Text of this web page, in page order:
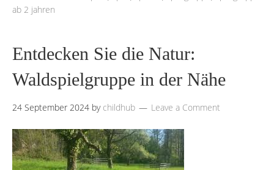
ab 2 jahren
Entdecken Sie die Natur:
Waldspielgruppe in der Nähe
24 September 2024 by childhub Leave a Comment